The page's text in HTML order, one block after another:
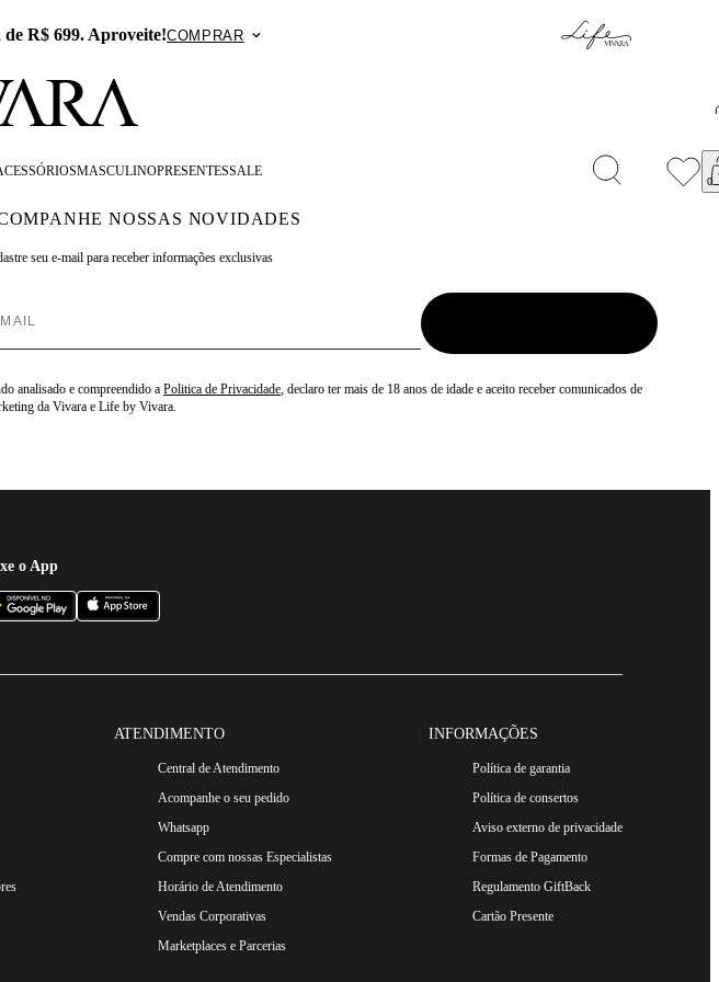
de R$ 699. Aproveite!COMPRAR Exclusivo no
MASCULINOPRESENTESSALE
NOSSAS NOVIDADES
seu e-mail para receber informações exclusivas
analisado e compreendido a Politica de Privacidade, declaro ter mais de 18 anos de idade e aceito receber comunicados de
da Vivara e Life by Vivara.
o App
ATENDIMENTO
Central de Atendimento
Acompanhe o seu pedido
Whatsapp
Compre com nossas Especialistas
Horário de Atendimento
Vendas Corporativas
Marketplaces e Parcerias
INFORMAÇÕES
Política de garantia
Política de consertos
Aviso externo de privacidade
Formas de Pagamento
Regulamento GiftBack
Cartão Presente